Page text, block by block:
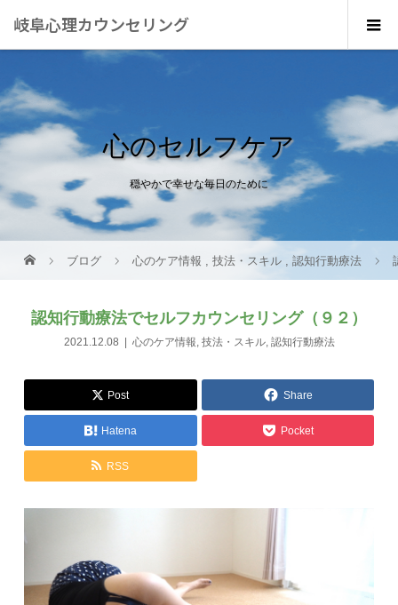
岐阜心理カウンセリング
心のセルフケア
穏やかで幸せな毎日のために
ブログ 心のケア情報 ,技法・スキル ,認知行動療法
認知行動療法でセルフカウンセリング（９２）
2021.12.08 心のケア情報, 技法・スキル, 認知行動療法
Post Share
Hatena Pocket
RSS